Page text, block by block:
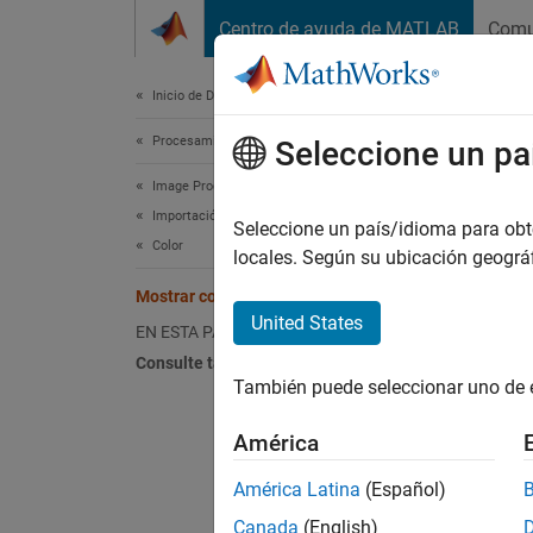
Centro de ayuda de MATLAB
Inicio de Documentación
Procesamiento de imágenes y visión artificial
Image Processing Toolbox
Importación, exportación y conversión
Color
Mostrar colores
EN ESTA PÁGINA
Consulte también
El
La
el
Seleccione un
Seleccione un país/idioma para
locales. Según su ubicación
United States
También puede seleccionar uno
América
América Latina (Español)
Canada (English)